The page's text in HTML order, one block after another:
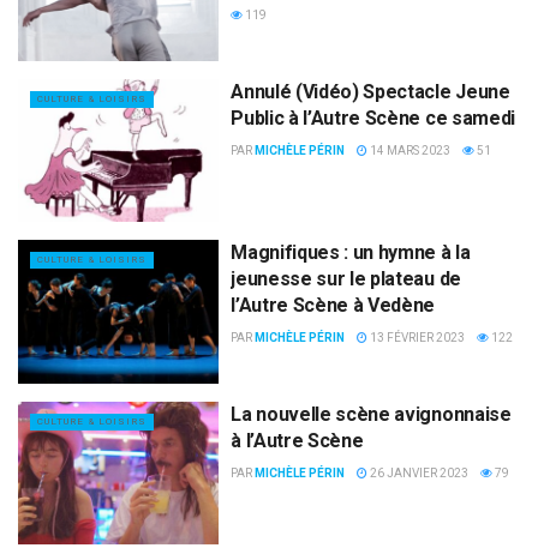
119
CULTURE & LOISIRS
Annulé (Vidéo) Spectacle Jeune
Public à l’Autre Scène ce samedi
PAR MICHÈLE PÉRIN 14 MARS 2023 51
CULTURE & LOISIRS
Magnifiques : un hymne à la
jeunesse sur le plateau de
l’Autre Scène à Vedène
PAR MICHÈLE PÉRIN 13 FÉVRIER 2023 122
CULTURE & LOISIRS
La nouvelle scène avignonnaise
à l’Autre Scène
PAR MICHÈLE PÉRIN 26 JANVIER 2023 79